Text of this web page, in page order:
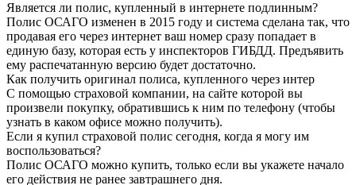
Является ли полис, купленный в интернете подлинным?
Полис ОСАГО изменен в 2015 году и система сделана так, что
продавая его через интернет ваш номер сразу попадает в
единую базу, которая есть у инспекторов ГИБДД. Предъявить
ему распечатанную версию будет достаточно.
Как получить оригинал полиса, купленного через интер
С помощью страховой компании, на сайте которой вы
произвели покупку, обратившись к ним по телефону (чтобы
узнать в каком офисе можно получить).
Если я купил страховой полис сегодня, когда я могу им
воспользоваться?
Полис ОСАГО можно купить, только если вы укажете начало
его действия не ранее завтрашнего дня.